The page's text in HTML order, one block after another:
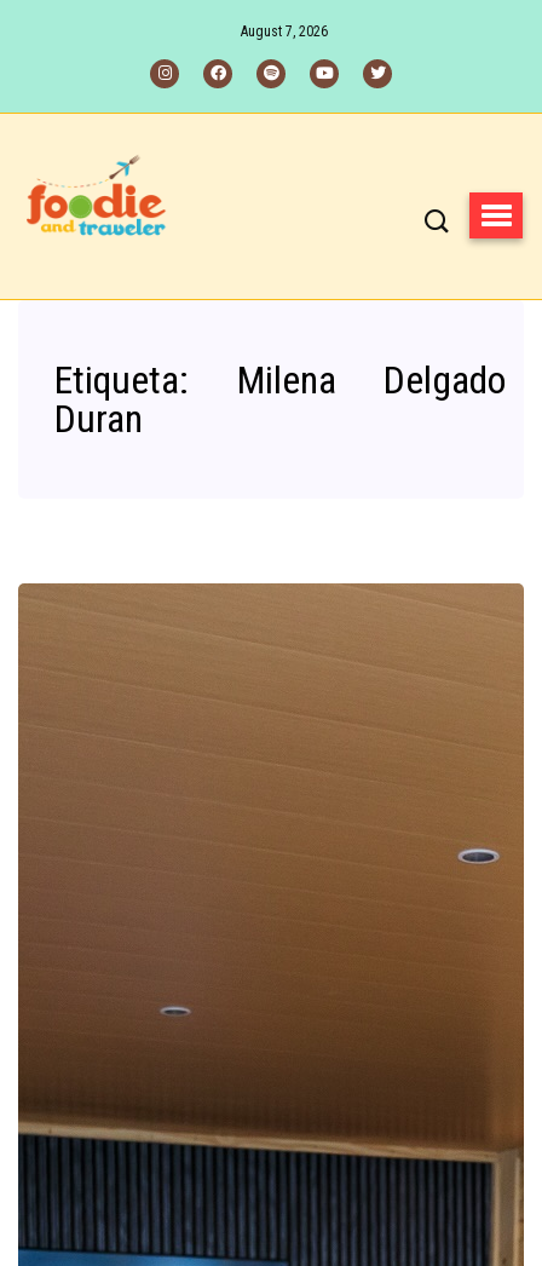
August 7, 2026
Etiqueta: Milena Delgado
Duran